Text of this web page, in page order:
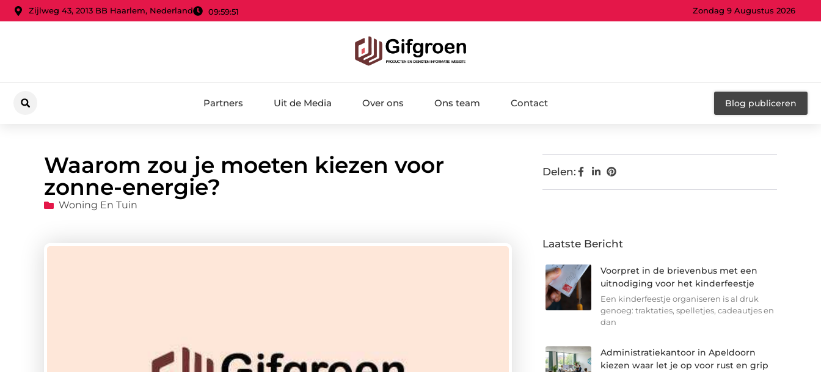
Zijlweg 43, 2013 BB Haarlem, Nederland 09:59:52 Zondag 9 Augustus 2026
Partners Uit de Media Over ons Ons team Contact Blog publiceren
Waarom zou je moeten kiezen voor
zonne-energie?
Woning En Tuin
Delen:
Laatste Bericht
Voorpret in de brievenbus met een
uitnodiging voor het kinderfeestje
Een kinderfeestje organiseren is al druk
genoeg: traktaties, spelletjes, cadeautjes en
dan
Administratiekantoor in Apeldoorn
kiezen waar let je op voor rust en grip